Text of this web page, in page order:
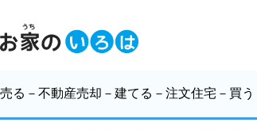
売る －不動産売却－ 建てる －注文住宅－ 買う